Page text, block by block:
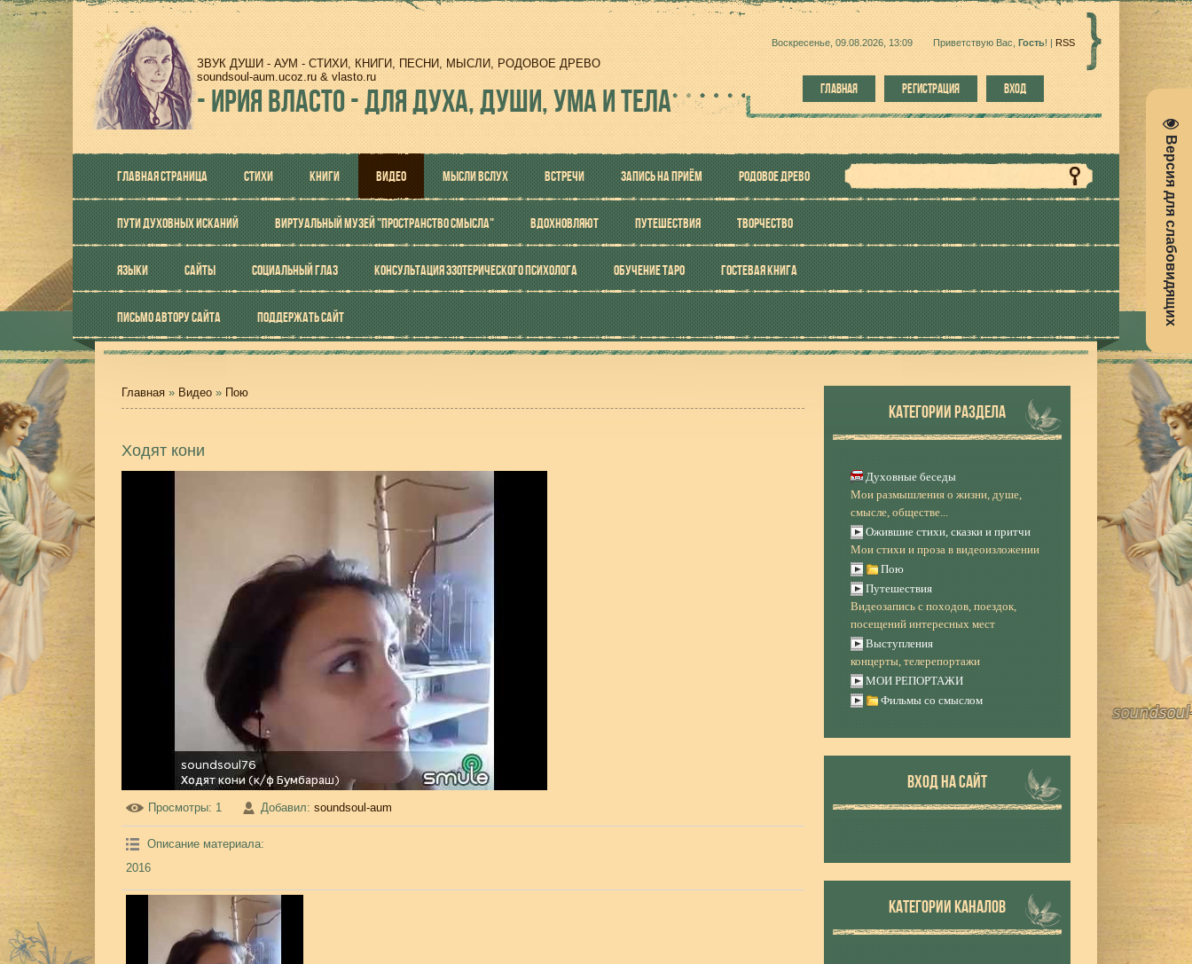
Версия для слабовидящих
ЗВУК ДУШИ - АУМ - СТИХИ, КНИГИ, ПЕСНИ, МЫСЛИ, РОДОВОЕ ДРЕВО
soundsoul-aum.ucoz.ru & vlasto.ru
-ИРИЯ ВЛАСТО - ДЛЯ ДУХА, ДУШИ, УМА И ТЕЛА
Воскресенье, 09.08.2026, 13:09 Приветствую Вас Гость! | RSS
ГЛАВНАЯ РЕГИСТРАЦИЯ ВХОД
ГЛАВНАЯ СТРАНИЦА СТИХИ КНИГИ ВИДЕО МЫСЛИ ВСЛУХ ВСТРЕЧИ ЗАПИСЬ НА ПРИЁМ РОДОВОЕ ДРЕВО
ПУТИ ДУХОВНЫХ ИСКАНИЙ ВИРТУАЛЬНЫЙ МУЗЕЙ "ПРОСТРАНСТВО СМЫСЛА" ВДОХНОВЛЯЮТ ПУТЕШЕСТВИЯ ТВОРЧЕСТВО
ЯЗЫКИ САЙТЫ СОЦИАЛЬНЫЙ ГЛАЗ КОНСУЛЬТАЦИЯ ЭЗОТЕРИЧЕСКОГО ПСИХОЛОГА ОБУЧЕНИЕ ТАРО ГОСТЕВАЯ КНИГА
ПИСЬМО АВТОРУ САЙТА ПОДДЕРЖАТЬ САЙТ
Главная » Видео » Пою
Ходят кони
Просмотры: 1 Добавил: soundsoul-aum
Описание материала:
2016
КАТЕГОРИИ РАЗДЕЛА
Духовные беседы
Мои размышления о жизни, душе,
смысле, обществе...
Ожившие стихи, сказки и притчи
Мои стихи и проза в видеоизложении
Пою
Путешествия
Видеозапись с походов, поездок,
посещений интересных мест
Выступления
концерты, телерепортажи
МОИ РЕПОРТАЖИ
Фильмы со смыслом
ВХОД НА САЙТ
КАТЕГОРИИ КАНАЛОВ